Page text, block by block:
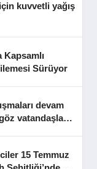
kuvvetli yağış
Kapsamlı
Sürüyor
devam
vatandaşları
15 Temmuz